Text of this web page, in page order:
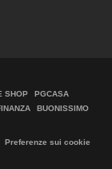
SHOP
PGCASA
BUONISSIMO
Preferenze sui cookie